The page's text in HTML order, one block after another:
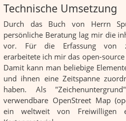
Technische Umsetzung
Durch das Buch von Herrn
persönliche Beratung lag mir die
vor. Für die Erfassung von
erarbeitete ich mir das open-
Damit kann man beliebige
und ihnen eine Zeitspanne
haben. Als
verwendbare OpenStreet Map
ein weltweit von Freiwilligen